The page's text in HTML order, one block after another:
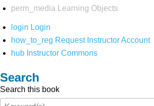
perm_media
Learning Objects
login Login
how_to_reg Request Instructor Account
hub Instructor Commons
Search
Search this book